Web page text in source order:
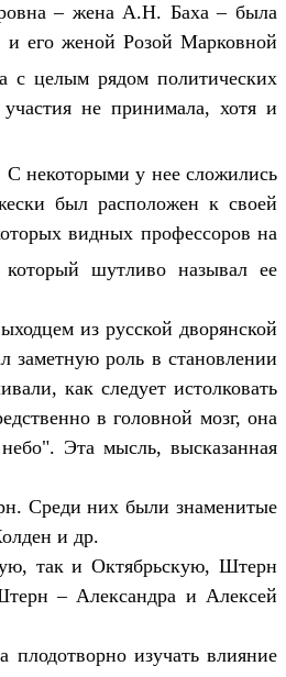
– жена А.Н. Баха – была
его женой Розой Марковной
целым рядом политических
не принимала, хотя и
С некоторыми у нее сложились
был расположен к своей
видных профессоров на
шутливо называл ее
из русской дворянской
заметную роль в становлении
как следует истолковать
в головной мозг, она
Эта мысль, высказанная
Среди них были знаменитые
и др.
так и Октябрьскую, Штерн
– Александра и Алексей
изучать влияние